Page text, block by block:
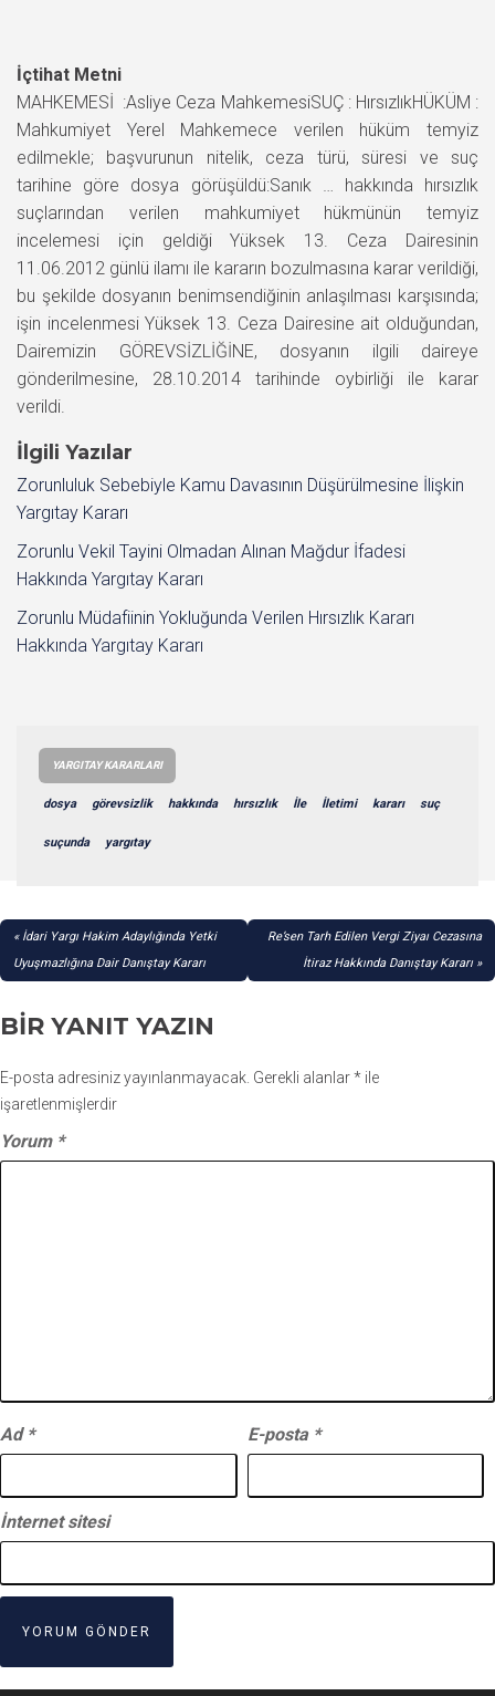
İçtihat Metni
MAHKEMESİ :Asliye Ceza MahkemesiSUÇ : HırsızlıkHÜKÜM :
Mahkumiyet Yerel Mahkemece verilen hüküm temyiz
edilmekle; başvurunun nitelik, ceza türü, süresi ve suç
tarihine göre dosya görüşüldü:Sanık … hakkında hırsızlık
suçlarından verilen mahkumiyet hükmünün temyiz
incelemesi için geldiği Yüksek 13. Ceza Dairesinin
11.06.2012 günlü ilamı ile kararın bozulmasına karar verildiği,
bu şekilde dosyanın benimsendiğinin anlaşılması karşısında;
işin incelenmesi Yüksek 13. Ceza Dairesine ait olduğundan,
Dairemizin GÖREVSİZLİĞİNE, dosyanın ilgili daireye
gönderilmesine, 28.10.2014 tarihinde oybirliği ile karar
verildi.
İlgili Yazılar
Zorunluluk Sebebiyle Kamu Davasının Düşürülmesine İlişkin
Yargıtay Kararı
Zorunlu Vekil Tayini Olmadan Alınan Mağdur İfadesi
Hakkında Yargıtay Kararı
Zorunlu Müdafiinin Yokluğunda Verilen Hırsızlık Kararı
Hakkında Yargıtay Kararı
YARGITAY KARARLARI
dosya görevsizlik hakkında hırsızlık İle İletimi kararı suç
suçunda yargıtay
YAZI
GEZINMESI
İdari Yargı Hakim Adaylığında Yetki
Uyuşmazlığına Dair Danıştay Kararı
Re’sen Tarh Edilen Vergi Ziyaı Cezasına
İtiraz Hakkında Danıştay Kararı
BIR YANIT YAZIN
E-posta adresiniz yayınlanmayacak. Gerekli alanlar* ile
işaretlenmişlerdir
Yorum *
Ad * E-posta *
İnternet sitesi